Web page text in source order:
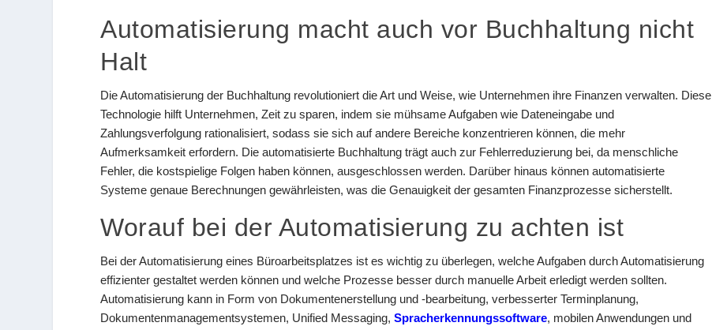
Automatisierung macht auch vor Buchhaltung nicht
Halt
Die Automatisierung der Buchhaltung revolutioniert die Art und Weise, wie Unternehmen ihre Finanzen verwalten. Diese
Technologie hilft Unternehmen, Zeit zu sparen, indem sie mühsame Aufgaben wie Dateneingabe und
Zahlungsverfolgung rationalisiert, sodass sie sich auf andere Bereiche konzentrieren können, die mehr
Aufmerksamkeit erfordern. Die automatisierte Buchhaltung trägt auch zur Fehlerreduzierung bei, da menschliche
Fehler, die kostspielige Folgen haben können, ausgeschlossen werden. Darüber hinaus können automatisierte
Systeme genaue Berechnungen gewährleisten, was die Genauigkeit der gesamten Finanzprozesse sicherstellt.
Worauf bei der Automatisierung zu achten ist
Bei der Automatisierung eines Büroarbeitsplatzes ist es wichtig zu überlegen, welche Aufgaben durch Automatisierung
effizienter gestaltet werden können und welche Prozesse besser durch manuelle Arbeit erledigt werden sollten.
Automatisierung kann in Form von Dokumentenerstellung und -bearbeitung, verbesserter Terminplanung,
Dokumentenmanagementsystemen, Unified Messaging,Spracherkennungssoftware, mobilen Anwendungen und